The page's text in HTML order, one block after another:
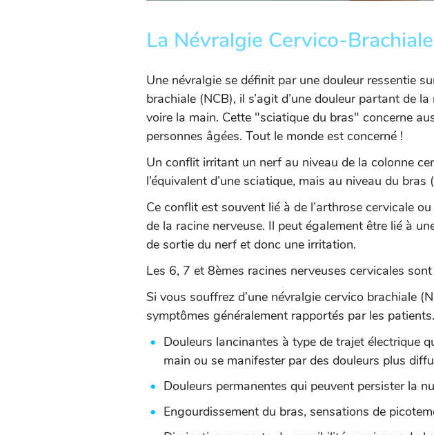
La Névralgie Cervico-
Une névralgie se définit par une douleur ressentie
brachiale (NCB), il s’agit d’une douleur partant de
voire la main. Cette "sciatique du bras" concerne
personnes âgées. Tout le monde est concerné !
Un conflit irritant un nerf au niveau de la colonne
l’équivalent d’une sciatique, mais au niveau du
Ce conflit est souvent lié à de l’arthrose cervicale
de la racine nerveuse. Il peut également être lié à
de sortie du nerf et donc une irritation.
Les 6, 7 et 8èmes racines nerveuses cervicales
Si vous souffrez d’une névralgie cervico brachiale
symptômes généralement rapportés par les patients.
Douleurs lancinantes à type de trajet électrique
main ou se manifester par des douleurs plus
Douleurs permanentes qui peuvent persister la
Engourdissement du bras, sensations de